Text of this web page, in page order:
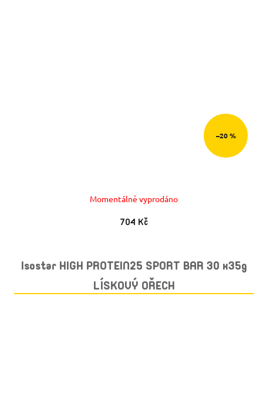
–20 %
Momentálně vyprodáno
704 Kč
Isostar HIGH PROTEIN25 SPORT BAR 30 x35g
LÍSKOVÝ OŘECH